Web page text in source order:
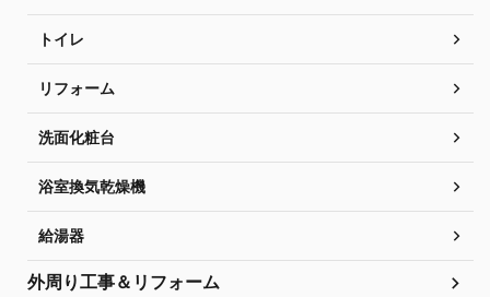
トイレ
リフォーム
洗面化粧台
浴室換気乾燥機
給湯器
外周り工事＆リフォーム